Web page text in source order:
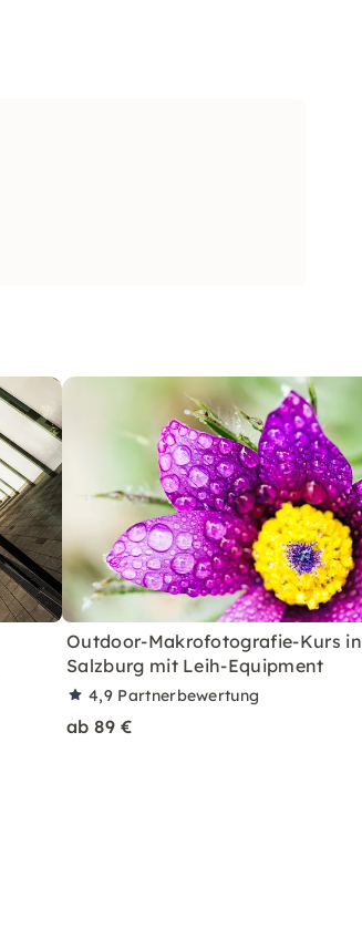
Outdoor-Makrofotografie-Kurs in
Salzburg mit Leih-Equipment
4,9 Partnerbewertung
ab 89 €